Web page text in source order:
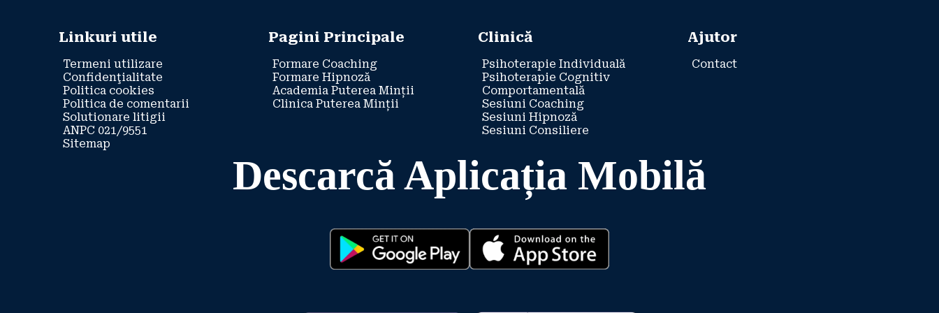
Linkuri utile
Termeni utilizare
Confidenţialitate
Politica cookies
Politica de comentarii
Solutionare litigii
ANPC 021/9551
Sitemap
Pagini Principale
Formare Coaching
Formare Hipnoză
Academia Puterea Minții
Clinica Puterea Minții
Clinică
Psihoterapie Individuală
Psihoterapie Cognitiv
Comportamentală
Sesiuni Coaching
Sesiuni Hipnoză
Sesiuni Consiliere
Ajutor
Contact
Descarcă Aplicația Mobilă